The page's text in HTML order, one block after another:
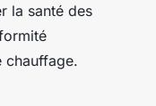
la santé des
chauffage.